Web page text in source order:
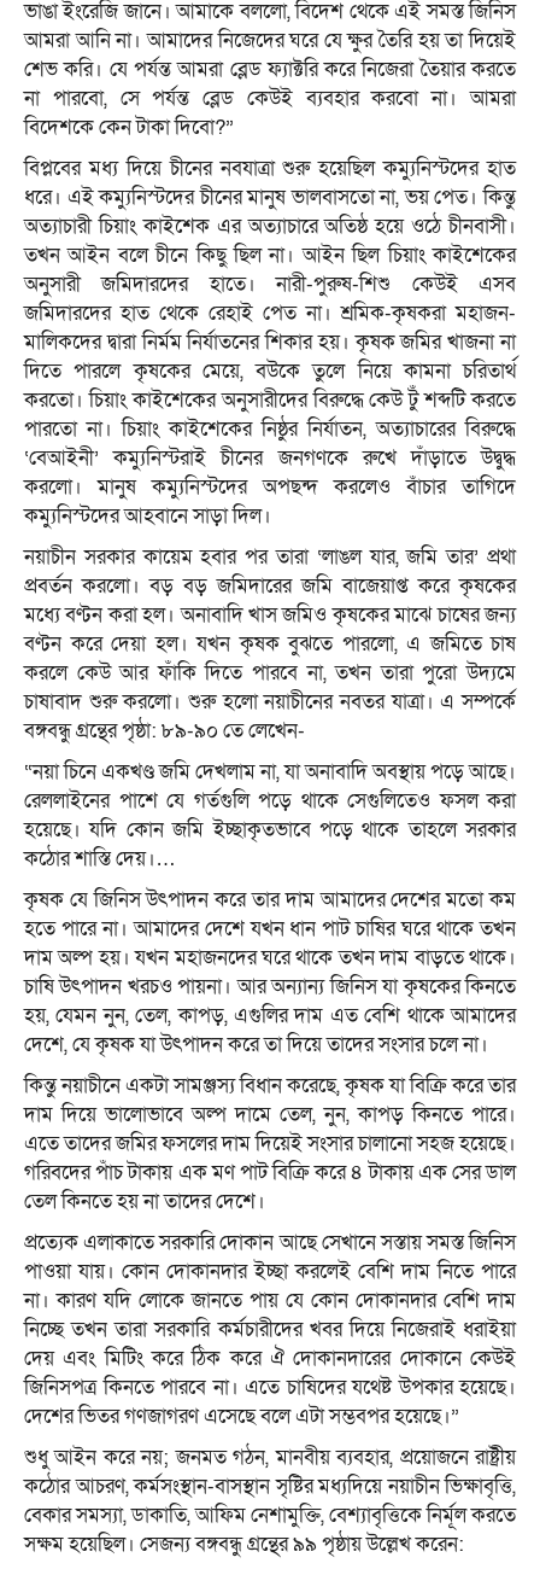
ভাঙা ইংরেজি জানে। আমাকে বললো, বিদেশ থেকে এই সমস্ত জিনিস
আমরা আনি না। আমাদের নিজেদের ঘরে যে ক্ষুর তৈরি হয় তা দিয়েই
শেভ করি। যে পর্যন্ত আমরা ব্লেড ফ্যাক্টরি করে নিজেরা তৈয়ার করতে
না পারবো, সে পর্যন্ত ব্লেড কেউই ব্যবহার করবো না। আমরা
বিদেশকে কেন টাকা দিবো?”
বিপ্লবের মধ্য দিয়ে চীনের নবযাত্রা শুরু হয়েছিল কম্যুনিস্টদের হাত
ধরে। এই কম্যুনিস্টদের চীনের মানুষ ভালবাসতো না, ভয় পেত। কিন্তু
অত্যাচারী চিয়াং কাইশেক এর অত্যাচারে অতিষ্ঠ হয়ে ওঠে চীনবাসী।
তখন আইন বলে চীনে কিছু ছিল না। আইন ছিল চিয়াং কাইশেকের
অনুসারী জমিদারদের হাতে। নারী-পুরুষ-শিশু কেউই এসব
জমিদারদের হাত থেকে রেহাই পেত না। শ্রমিক-কৃষকরা মহাজন-
মালিকদের দ্বারা নির্মম নির্যাতনের শিকার হয়। কৃষক জমির খাজনা না
দিতে পারলে কৃষকের মেয়ে, বউকে তুলে নিয়ে কামনা চরিতার্থ
করতো। চিয়াং কাইশেকের অনুসারীদের বিরুদ্ধে কেউ টুঁ শব্দটি করতে
পারতো না। চিয়াং কাইশেকের নিষ্ঠুর নির্যাতন, অত্যাচারের বিরুদ্ধে
‘বেআইনী’ কম্যুনিস্টরাই চীনের জনগণকে রুখে দাঁড়াতে উদ্বুদ্ধ
করলো। মানুষ কম্যুনিস্টদের অপছন্দ করলেও বাঁচার তাগিদে
কম্যুনিস্টদের আহবানে সাড়া দিল।
নয়াচীন সরকার কায়েম হবার পর তারা ‘লাঙল যার, জমি তার’ প্রথা
প্রবর্তন করলো। বড় বড় জমিদারের জমি বাজেয়াপ্ত করে কৃষকের
মধ্যে বণ্টন করা হল। অনাবাদি খাস জমিও কৃষকের মাঝে চাষের জন্য
বণ্টন করে দেয়া হল। যখন কৃষক বুঝতে পারলো, এ জমিতে চাষ
করলে কেউ আর ফাঁকি দিতে পারবে না, তখন তারা পুরো উদ্যমে
চাষাবাদ শুরু করলো। শুরু হলো নয়াচীনের নবতর যাত্রা। এ সম্পর্কে
বঙ্গবন্ধু গ্রন্থের পৃষ্ঠা: ৮৯-৯০ তে লেখেন-
“নয়া চিনে একখণ্ড জমি দেখলাম না, যা অনাবাদি অবস্থায় পড়ে আছে।
রেললাইনের পাশে যে গর্তগুলি পড়ে থাকে সেগুলিতেও ফসল করা
হয়েছে। যদি কোন জমি ইচ্ছাকৃতভাবে পড়ে থাকে তাহলে সরকার
কঠোর শাস্তি দেয়।…
কৃষক যে জিনিস উৎপাদন করে তার দাম আমাদের দেশের মতো কম
হতে পারে না। আমাদের দেশে যখন ধান পাট চাষির ঘরে থাকে তখন
দাম অল্প হয়। যখন মহাজনদের ঘরে থাকে তখন দাম বাড়তে থাকে।
চাষি উৎপাদন খরচও পায়না। আর অন্যান্য জিনিস যা কৃষকের কিনতে
হয়, যেমন নুন, তেল, কাপড়, এগুলির দাম এত বেশি থাকে আমাদের
দেশে, যে কৃষক যা উৎপাদন করে তা দিয়ে তাদের সংসার চলে না।
কিন্তু নয়াচীনে একটা সামঞ্জস্য বিধান করেছে, কৃষক যা বিক্রি করে তার
দাম দিয়ে ভালোভাবে অল্প দামে তেল, নুন, কাপড় কিনতে পারে।
এতে তাদের জমির ফসলের দাম দিয়েই সংসার চালানো সহজ হয়েছে।
গরিবদের পাঁচ টাকায় এক মণ পাট বিক্রি করে ৪ টাকায় এক সের ডাল
তেল কিনতে হয় না তাদের দেশে।
প্রত্যেক এলাকাতে সরকারি দোকান আছে সেখানে সস্তায় সমস্ত জিনিস
পাওয়া যায়। কোন দোকানদার ইচ্ছা করলেই বেশি দাম নিতে পারে
না। কারণ যদি লোকে জানতে পায় যে কোন দোকানদার বেশি দাম
নিচ্ছে তখন তারা সরকারি কর্মচারীদের খবর দিয়ে নিজেরাই ধরাইয়া
দেয় এবং মিটিং করে ঠিক করে ঐ দোকানদারের দোকানে কেউই
জিনিসপত্র কিনতে পারবে না। এতে চাষিদের যথেষ্ট উপকার হয়েছে।
দেশের ভিতর গণজাগরণ এসেছে বলে এটা সম্ভবপর হয়েছে।”
শুধু আইন করে নয়; জনমত গঠন, মানবীয় ব্যবহার, প্রয়োজনে রাষ্ট্রীয়
কঠোর আচরণ, কর্মসংস্থান-বাসস্থান সৃষ্টির মধ্যদিয়ে নয়াচীন ভিক্ষাবৃত্তি,
বেকার সমস্যা, ডাকাতি, আফিম নেশামুক্তি, বেশ্যাবৃত্তিকে নির্মূল করতে
সক্ষম হয়েছিল। সেজন্য বঙ্গবন্ধু গ্রন্থের ৯৯ পৃষ্ঠায় উল্লেখ করেন: